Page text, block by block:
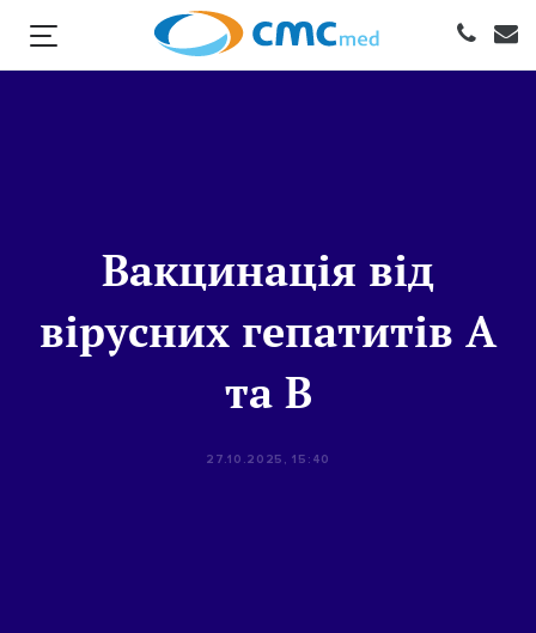
Вакцинація від
вірусних гепатитів А
та В
27.10.2025, 15:40